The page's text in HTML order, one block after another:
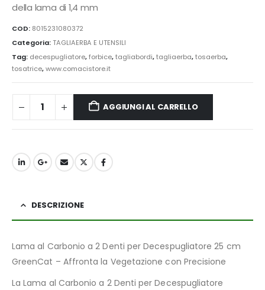
della lama di 1,4 mm
COD: 8015231080372
Categoria:TAGLIAERBA E UTENSILI
Tag: decespugliatore,forbice,tagliabordi,tagliaerba,tosaerba,
tosatrice,www.comacistore.it
AGGIUNGI AL CARRELLO
DESCRIZIONE
Lama al Carbonio a 2 Denti per Decespugliatore 25 cm
GreenCat – Affronta la Vegetazione con Precisione
La Lama al Carbonio a 2 Denti per Decespugliatore